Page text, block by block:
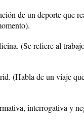
de un deporte que
(Se refiere al
(Habla de un viaje
interrogativa y